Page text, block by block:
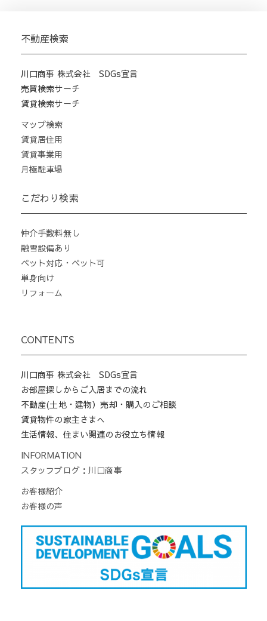
不動産検索
川口商事 株式会社 SDGs宣言
売買検索サーチ
賃貸検索サーチ
マップ検索
賃貸居住用
賃貸事業用
月極駐車場
こだわり検索
仲介手数料無し
融雪設備あり
ペット対応・ペット可
単身向け
リフォーム
CONTENTS
川口商事 株式会社 SDGs宣言
お部屋探しからご入居までの流れ
不動産(土地・建物）売却・購入のご相談
賃貸物件の家主さまへ
生活情報、住まい関連のお役立ち情報
INFORMATION
スタッフブログ：川口商事
お客様紹介
お客様の声